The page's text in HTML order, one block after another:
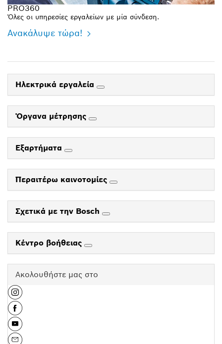
PRO360
Όλες οι υπηρεσίες εργαλείων με μία σύνδεση.
Ανακάλυψε τώρα!
Ηλεκτρικά εργαλεία
Όργανα μέτρησης
Εξαρτήματα
Περαιτέρω καινοτομίες
Σχετικά με την Bosch
Κέντρο βοήθειας
Ακολουθήστε μας στο